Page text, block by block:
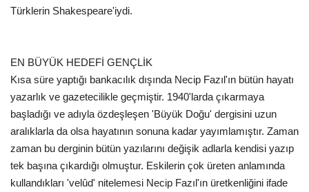
Türklerin Shakespeare'iydi.
EN BÜYÜK HEDEFİ GENÇLİK
Kısa süre yaptığı bankacılık dışında Necip Fazıl'ın bütün hayatı
yazarlık ve gazetecilikle geçmiştir. 1940'larda çıkarmaya
başladığı ve adıyla özdeşleşen 'Büyük Doğu' dergisini uzun
aralıklarla da olsa hayatının sonuna kadar yayımlamıştır. Zaman
zaman bu derginin bütün yazılarını değişik adlarla kendisi yazıp
tek başına çıkardığı olmuştur. Eskilerin çok üreten anlamında
kullandıkları 'velûd' nitelemesi Necip Fazıl'ın üretkenliğini ifade